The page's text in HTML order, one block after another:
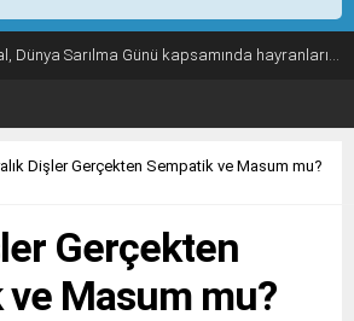
Tuğba Ünal, Dünya Sarılma Günü kapsamında hayranlarıyla buluştu
Dişler Gerçekten Sempatik ve Masum mu?
Gerçekten
Masum mu?